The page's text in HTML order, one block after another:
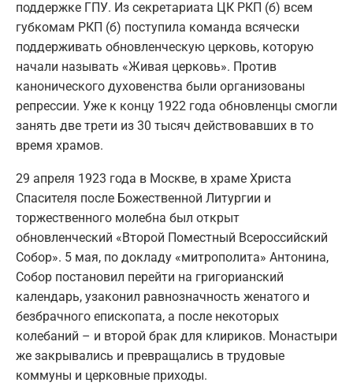
поддержке ГПУ. Из секретариата ЦК РКП (б) всем
губкомам РКП (б) поступила команда всячески
поддерживать обновленческую церковь, которую
начали называть «Живая церковь». Против
канонического духовенства были организованы
репрессии. Уже к концу 1922 года обновленцы смогли
занять две трети из 30 тысяч действовавших в то
время храмов.
29 апреля 1923 года в Москве, в храме Христа
Спасителя после Божественной Литургии и
торжественного молебна был открыт
обновленческий «Второй Поместный Всероссийский
Собор». 5 мая, по докладу «митрополита» Антонина,
Собор постановил перейти на григорианский
календарь, узаконил равнозначность женатого и
безбрачного епископата, а после некоторых
колебаний – и второй брак для клириков. Монастыри
же закрывались и превращались в трудовые
коммуны и церковные приходы.